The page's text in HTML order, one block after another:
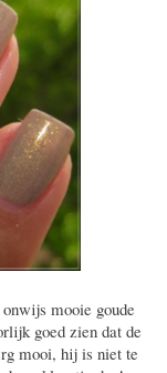
mooie goude
goed zien dat de
mooi, hij is niet te